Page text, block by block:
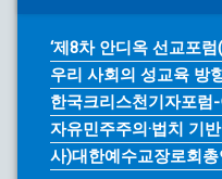
‘제8차 안디옥 선교포럼
우리 사회의 성교육 방
한국크리스천기자포럼
자유민주주의·법치 기
사)대한예수교장로회